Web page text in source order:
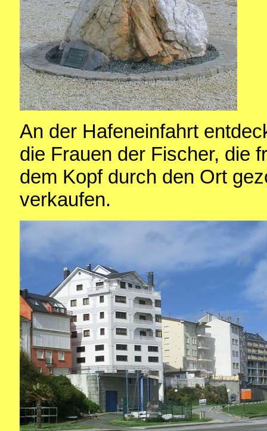
An der Hafeneinfahrt
die Frauen der Fischer, die
dem Kopf durch den Ort
verkaufen.